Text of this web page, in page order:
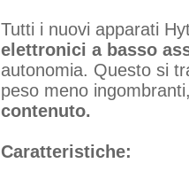
Tutti i nuovi apparati
elettronici a basso
autonomia. Questo si
peso meno
contenuto.
Caratteristiche: